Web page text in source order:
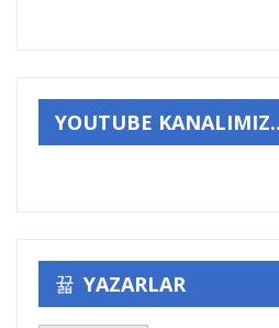
YOUTUBE
YAZARLAR